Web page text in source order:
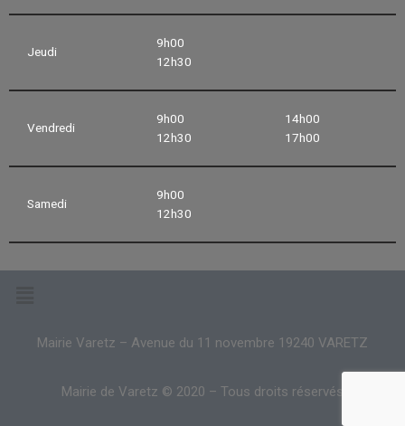
Jeudi
9h00
12h30
Vendredi
9h00
12h30
14h00
17h00
Samedi
9h00
12h30
Mairie Varetz – Avenue du 11 novembre 19240 VARETZ
Mairie de Varetz © 2020 – Tous droits réservés